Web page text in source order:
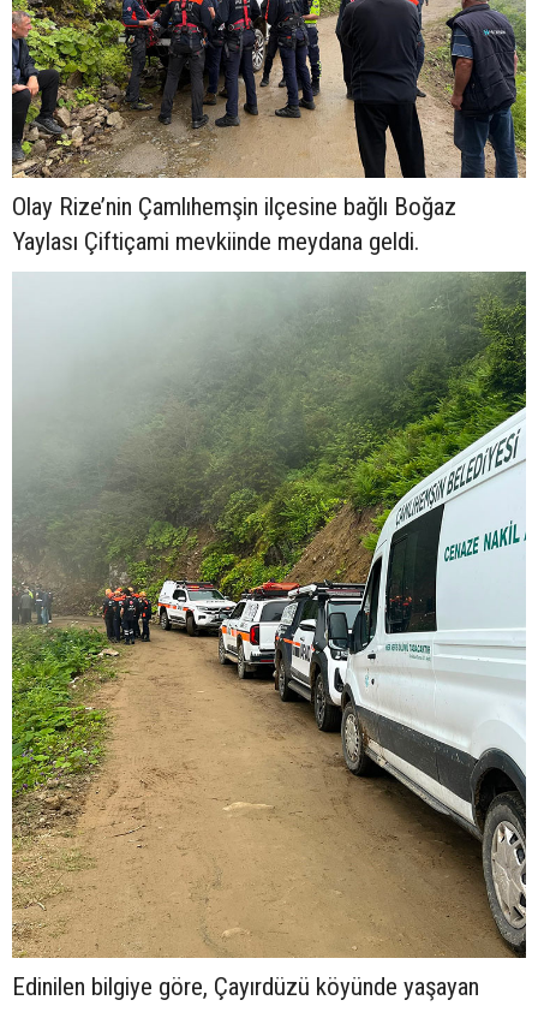
Olay Rize’nin Çamlıhemşin ilçesine bağlı Boğaz
Yaylası Çiftiçami mevkiinde meydana geldi.
Edinilen bilgiye göre, Çayırdüzü köyünde yaşayan